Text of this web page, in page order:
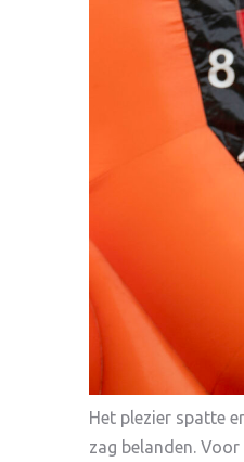
Het plezier spatte
zag belanden.